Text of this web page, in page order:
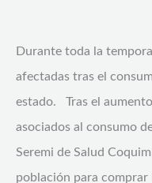
Durante toda la
afectadas tras el
estado. Tras el
asociados al consumo
Seremi de Salud
población para